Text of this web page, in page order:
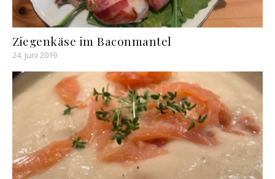
Ziegenkäse im Baconmantel
24. Juni 2019